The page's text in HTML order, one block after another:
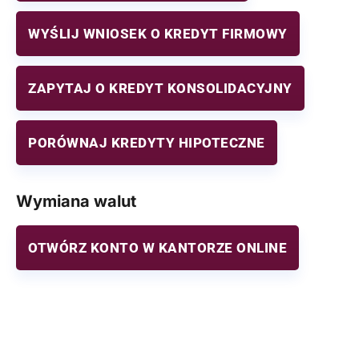
WYŚLIJ WNIOSEK O KREDYT FIRMOWY
ZAPYTAJ O KREDYT KONSOLIDACYJNY
PORÓWNAJ KREDYTY HIPOTECZNE
Wymiana walut
OTWÓRZ KONTO W KANTORZE ONLINE